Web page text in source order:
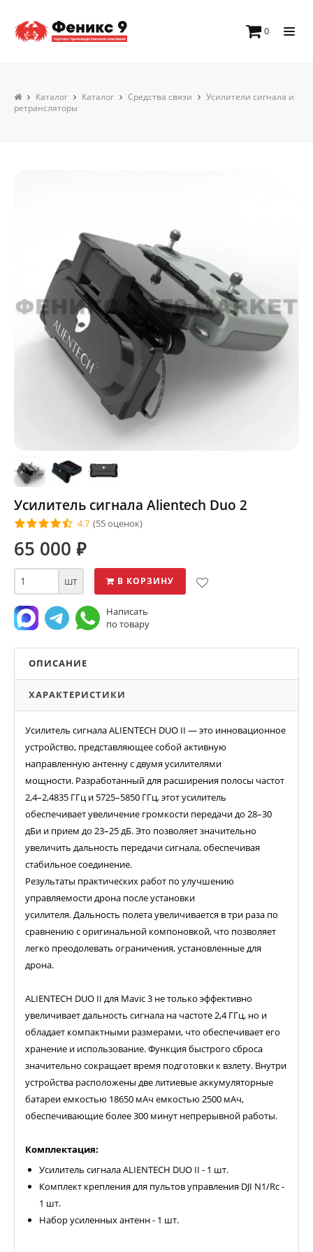
0
Каталог Каталог Средства связи
Усилители сигнала и
ретрансляторы
Усилитель сигнала Alientech Duo 2
4.7 (55 оценок)
65 000 ⃏
шт В КОРЗИНУ
Написать
по товару
ОПИСАНИЕ
ХАРАКТЕРИСТИКИ
Усилитель сигнала ALIENTECH DUO II — это инновационное
устройство, представляющее собой активную
направленную антенну с двумя усилителями
мощности. Разработанный для расширения полосы частот
2,4–2,4835 ГГц и 5725–5850 ГГц, этот усилитель
обеспечивает увеличение громкости передачи до 28–30
дБи и прием до 23–25 дБ. Это позволяет значительно
увеличить дальность передачи сигнала, обеспечивая
стабильное соединение.
Результаты практических работ по улучшению
управляемости дрона после установки
усилителя. Дальность полета увеличивается в три раза по
сравнению с оригинальной компоновкой, что позволяет
легко преодолевать ограничения, установленные для
дрона.
ALIENTECH DUO II для Mavic 3 не только эффективно
увеличивает дальность сигнала на частоте 2,4 ГГц, но и
обладает компактными размерами, что обеспечивает его
хранение и использование. Функция быстрого сброса
значительно сокращает время подготовки к взлету. Внутри
устройства расположены две литиевые аккумуляторные
батареи емкостью 18650 мАч емкостью 2500 мАч,
обеспечивающие более 300 минут непрерывной работы.
Комплектация:
Усилитель сигнала ALIENTECH DUO II - 1 шт.
Комплект крепления для пультов управления DJI N1/Rc -
1 шт.
Набор усиленных антенн - 1 шт.